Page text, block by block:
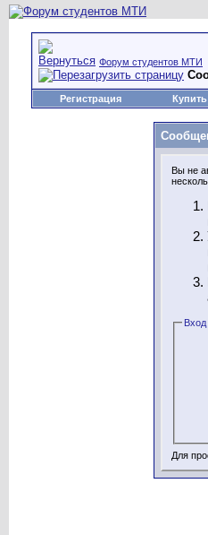
Форум студентов МТИ
Регистрация Купить
Вы не
Вход
Для